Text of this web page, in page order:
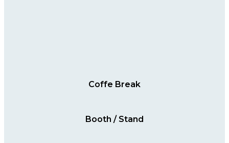
Coffe Break
Booth / Stand